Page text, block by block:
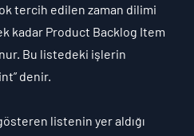
tercih edilen zaman dilimi
kadar Product Backlog Item
Bu listedeki işlerin
denir.
listenin yer aldığı